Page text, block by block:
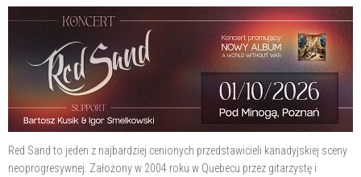
Red Sand to jeden z najbardziej cenionych przedstawicieli kanadyjskiej sceny
neoprogresywnej. Założony w 2004 roku w Quebecu przez gitarzystę i